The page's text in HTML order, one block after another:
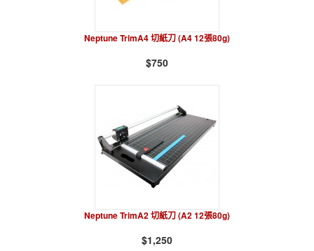
Neptune TrimA4 切紙刀 (A4 12張80g)
$750
Neptune TrimA2 切紙刀 (A2 12張80g)
$1,250